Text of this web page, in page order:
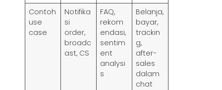
Contoh
use
case
Notifika
si
order,
broadc
ast, CS
FAQ,
rekom
endasi,
sentim
ent
analysi
s
Belanja,
bayar,
trackin
g,
after-
sales
dalam
chat